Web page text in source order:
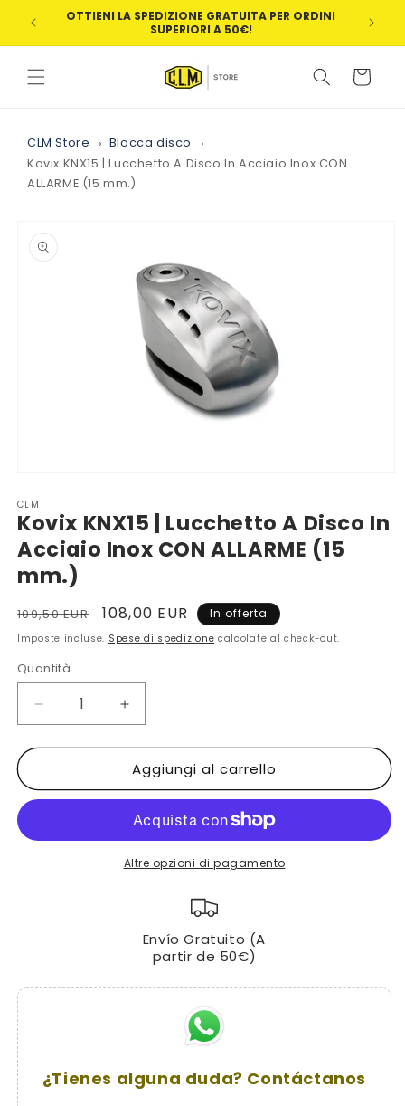
direttamenteOTTIENI LA SPEDIZIONE GRATUITA PER ORDINI
SUPERIORI A 50€!
Carrello
CLM Store
Blocca disco
Kovix KNX15 | Lucchetto A Disco In Acciaio Inox CON
ALLARME (15 mm.)
multimediali
1
in
finestra
modale
CLM
Kovix KNX15 | Lucchetto A Disco In
Acciaio Inox CON ALLARME (15
mm.)
Prezzo
di
109,50 EUR
Prezzo
scontato
108,00 EUR In offerta
Imposte incluse. Spese di spedizione calcolate al check-out.
Quantità
Diminuisci
quantità
per
KNX15
A
Aumenta
quantità
per
Kovix
KNX15
Lucchetto
A
Disco
CON
ALLARME
Aggiungi al carrello
Altre opzioni di pagamento
Envío Gratuito (A
partir de 50€)
¿Tienes alguna duda? Contáctanos